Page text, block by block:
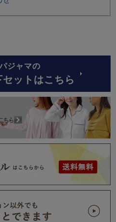
ジャマの
セットはこちら